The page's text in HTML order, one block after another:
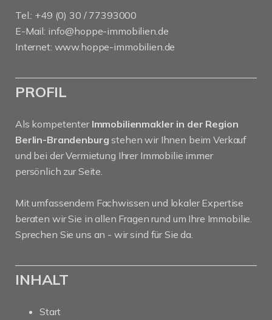
Tel.: +49 (0) 30 / 77393000
E-Mail: info@hoppe-immobilien.de
Internet: www.hoppe-immobilien.de
PROFIL
Als kompetenter Immobilienmakler in der Region
Berlin-Brandenburg stehen wir Ihnen beim Verkauf
und bei der Vermietung Ihrer Immobilie immer
persönlich zur Seite.
Mit umfassendem Fachwissen und lokaler Expertise
beraten wir Sie in allen Fragen rund um Ihre Immobilie.
Sprechen Sie uns an - wir sind für Sie da.
INHALT
Start